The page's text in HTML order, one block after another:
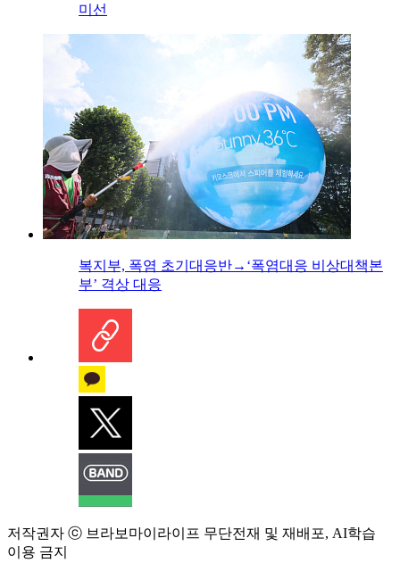
미선
복지부, 폭염 초기대응반→‘폭염대응 비상대책본
부’ 격상 대응
저작권자 ⓒ 브라보마이라이프 무단전재 및 재배포, AI학습
이용 금지